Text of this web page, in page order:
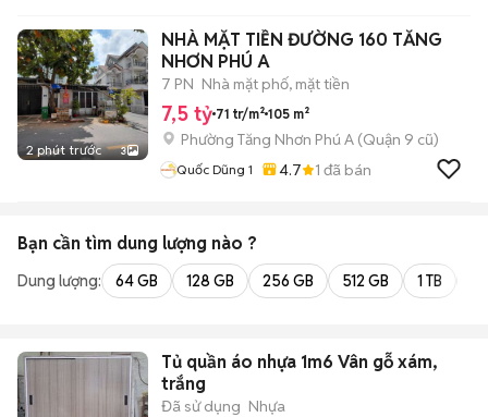
2 phút trước 3
NHÀ MẶT TIỀN ĐƯỜNG 160 TĂNG
NHƠN PHÚ A
7 PN Nhà mặt phố, mặt tiền
7,5 tỷ 71 tr/m² 105 m²
Phường Tăng Nhơn Phú A (Quận 9 cũ)
Quốc Dũng 1 4.7 1 đã bán
Bạn cần tìm dung lượng nào ?
Dung lượng: 64 GB 128 GB 256 GB 512 GB 1 TB
Tủ quần áo nhựa 1m6 Vân gỗ xám,
trắng
Đã sử dụng Nhựa